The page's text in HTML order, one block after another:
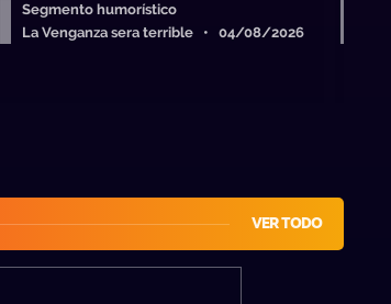
Segmento humorístico
La Venganza sera terrible • 04/08/2026
VER TODO